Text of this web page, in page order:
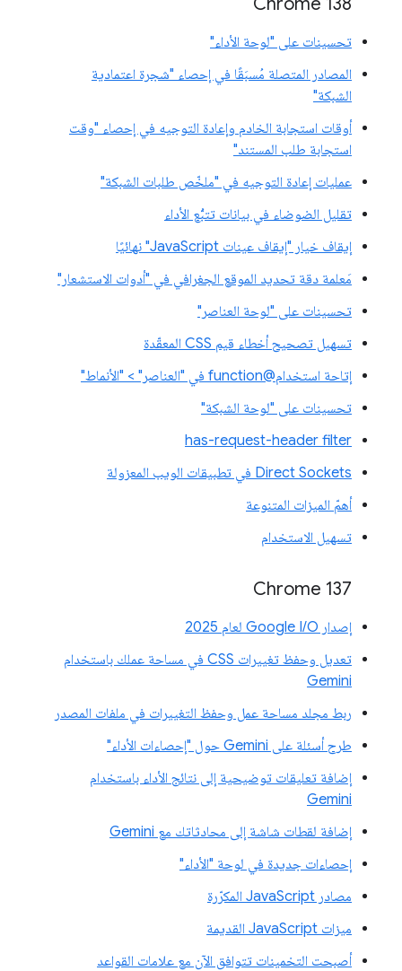
تحسينات على "لوحة الأداء"
المصادر المتصلة مُسبَقًا في إحصاء "شجرة اعتمادية
الشبكة"
أوقات استجابة الخادم وإعادة التوجيه في إحصاء "وقت
استجابة طلب المستند"
عمليات إعادة التوجيه في "ملخّص طلبات الشبكة"
تقليل الضوضاء في بيانات تتبُّع الأداء
إيقاف خيار "إيقاف عينات JavaScript" نهائيًا
مَعلمة دقة تحديد الموقع الجغرافي في "أدوات الاستشعار"
تحسينات على "لوحة العناصر"
تسهيل تصحيح أخطاء قيم CSS المعقّدة
إتاحة استخدام@function في "العناصر" > "الأنماط"
تحسينات على "لوحة الشبكة"
has-request-header filter
Direct Sockets في تطبيقات الويب المعزولة
أهمّ الميزات المتنوعة
تسهيل الاستخدام
‫Chrome 137
إصدار Google I/O لعام 2025
تعديل وحفظ تغييرات CSS في مساحة عملك باستخدام
Gemini
ربط مجلد مساحة عمل وحفظ التغييرات في ملفات المصدر
طرح أسئلة على Gemini حول "إحصاءات الأداء"
إضافة تعليقات توضيحية إلى نتائج الأداء باستخدام
Gemini
إضافة لقطات شاشة إلى محادثاتك مع Gemini
إحصاءات جديدة في لوحة "الأداء"
مصادر JavaScript المكرّرة
ميزات JavaScript القديمة
أصبحت التخمينات تتوافق الآن مع علامات القواعد